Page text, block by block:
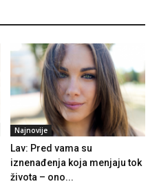
Najnovije
Lav: Pred vama su
iznenađenja koja menjaju tok
života – ono...